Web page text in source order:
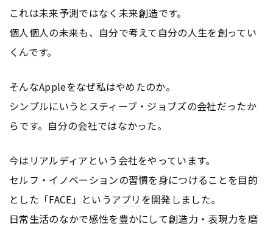
これは未来予測ではなく未来創造です。
個人個人の未来も、自分で考えて自分の人生を創ってい
くんです。
そんなAppleをなぜ私はやめたのか。
シンプルにいうとスティーブ・ジョブズの会社だったか
らです。自分の会社ではなかった。
今はリアルディアという会社をやっています。
セルフ・イノベーションの習慣を身につけることを目的
とした「FACE」というアプリ を開発しました。
日常生活のなかで感性を豊かにして創造力・表現力を磨